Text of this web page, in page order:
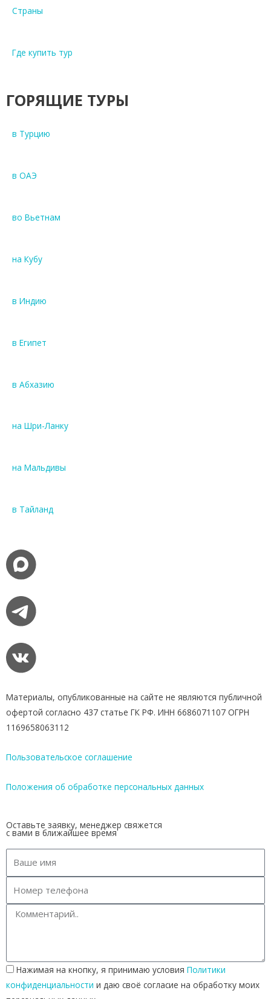
Страны
Где купить тур
ГОРЯЩИЕ ТУРЫ
в Турцию
в ОАЭ
во Вьетнам
на Кубу
в Индию
в Египет
в Абхазию
на Шри-Ланку
на Мальдивы
в Тайланд
Материалы, опубликованные на сайте не являются публичной
офертой согласно 437 статье ГК РФ. ИНН 6686071107 ОГРН
1169658063112
Пользовательское соглашение
Положения об обработке персональных данных
Оставьте заявку, менеджер свяжется
с вами в ближайшее время
Нажимая на кнопку, я принимаю условия Политики
конфиденциальности и даю своё согласие на обработку моих